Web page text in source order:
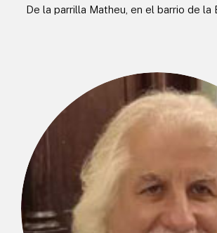
De la parrilla Matheu, en el barrio de la